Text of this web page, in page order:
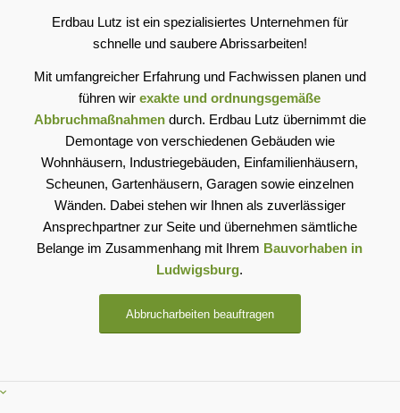
Erdbau Lutz ist ein spezialisiertes Unternehmen für
schnelle und saubere Abrissarbeiten!
Mit umfangreicher Erfahrung und Fachwissen planen und
führen wirexakte und ordnungsgemäße
Abbruchmaßnahmendurch. Erdbau Lutz übernimmt die
Demontage von verschiedenen Gebäuden wie
Wohnhäusern, Industriegebäuden, Einfamilienhäusern,
Scheunen, Gartenhäusern, Garagen sowie einzelnen
Wänden. Dabei stehen wir Ihnen als zuverlässiger
Ansprechpartner zur Seite und übernehmen sämtliche
Belange im Zusammenhang mit Ihrem Bauvorhaben in
Ludwigsburg.
Abbrucharbeiten beauftragen